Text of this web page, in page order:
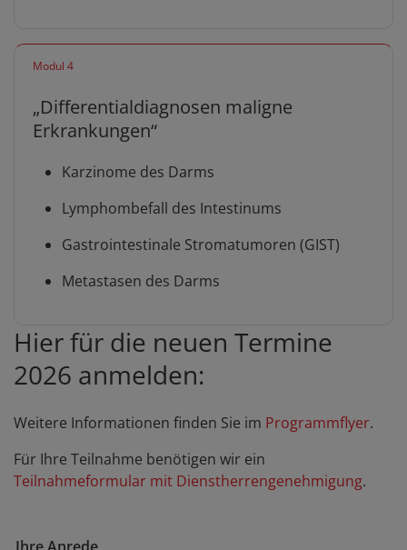
Modul 4
„Differentialdiagnosen maligne
Erkrankungen“
Karzinome des Darms
Lymphombefall des Intestinums
Gastrointestinale Stromatumoren (GIST)
Metastasen des Darms
Hier für die neuen Termine
2026 anmelden:
Weitere Informationen finden Sie im Programmflyer.
Für Ihre Teilnahme benötigen wir ein
Teilnahmeformular mit Dienstherrengenehmigung.